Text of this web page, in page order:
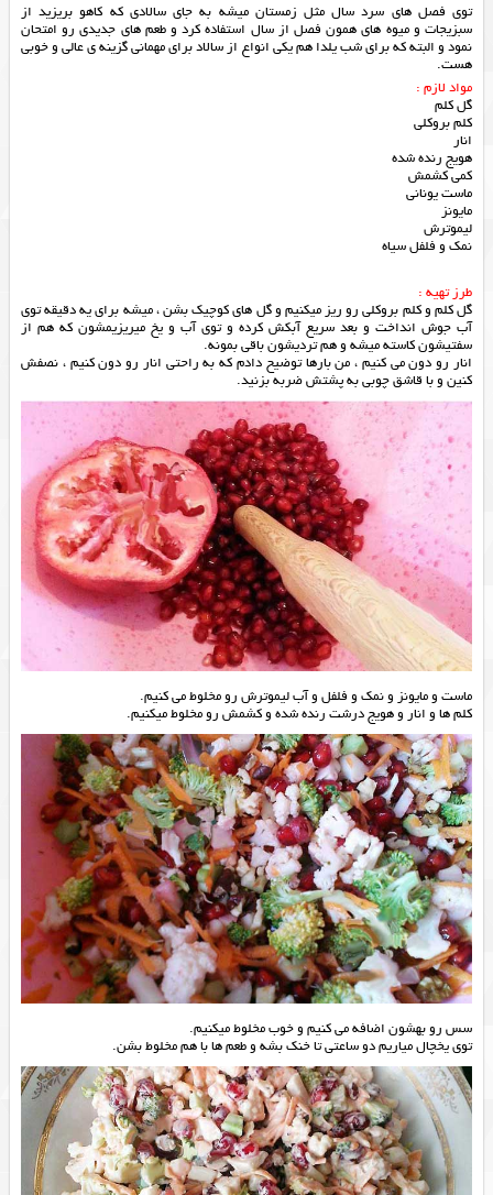
توی فصل های سرد سال مثل زمستان میشه به جای سالادی که کاهو بریزید از
سبزیجات و میوه های همون فصل از سال استفاده کرد و طعم های جدیدی رو امتحان
نمود و البته که برای شب یلدا هم یکی انواع از سالاد برای مهمانی گزینه ی عالی و خوبی
هست.
مواد لازم :
گل کلم
کلم بروکلی
انار
هویج رنده شده
کمی کشمش
ماست یونانی
مایونز
لیموترش
نمک و فلفل سیاه
طرز تهیه :
گل کلم و کلم بروکلی رو ریز میکنیم و گل های کوچیک بشن ، میشه برای یه دقیقه توی
آب جوش انداخت و بعد سریع آبکش کرده و توی آب و یخ میریزیمشون که هم از
سفتیشون کاسته میشه و هم تردیشون باقی بمونه.
انار رو دون می کنیم ، من بارها توضیح دادم که به راحتی انار رو دون کنیم ، نصفش
کنین و با قاشق چوبی به پشتش ضربه بزنید.
ماست و مایونز و نمک و فلفل و آب لیموترش رو مخلوط می کنیم.
کلم ها و انار و هویج درشت رنده شده و کشمش رو مخلوط میکنیم.
سس رو بهشون اضافه می کنیم و خوب مخلوط میکنیم.
توی یخچال میاریم دو ساعتی تا خنک بشه و طعم ها با هم مخلوط بشن.